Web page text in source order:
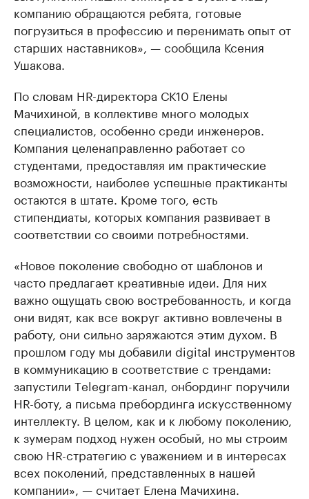
компанию обращаются ребята, готовые
погрузиться в профессию и перенимать опыт от
старших наставников», — сообщила Ксения
Ушакова.
По словам HR-директора СК10 Елены
Мачихиной, в коллективе много молодых
специалистов, особенно среди инженеров.
Компания целенаправленно работает со
студентами, предоставляя им практические
возможности, наиболее успешные практиканты
остаются в штате. Кроме того, есть
стипендиаты, которых компания развивает в
соответствии со своими потребностями.
«Новое поколение свободно от шаблонов и
часто предлагает креативные идеи. Для них
важно ощущать свою востребованность, и когда
они видят, как все вокруг активно вовлечены в
работу, они сильно заряжаются этим духом. В
прошлом году мы добавили digital инструментов
в коммуникацию в соответствие с трендами:
запустили Тelegram-канал, онбординг поручили
HR-боту, а письма пребординга искусственному
интеллекту. В целом, как и к любому поколению,
к зумерам подход нужен особый, но мы строим
свою HR-стратегию с уважением и в интересах
всех поколений, представленных в нашей
компании», — считает Елена Мачихина.